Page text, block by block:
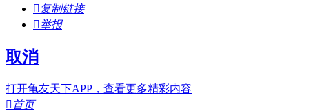
 复制链接
举报
取消
打开龟友天下APP，查看更多精彩内容
 首页